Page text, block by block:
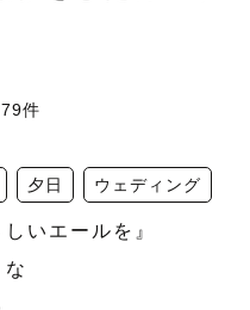
79件
夕日 ウェディング
いエールを』